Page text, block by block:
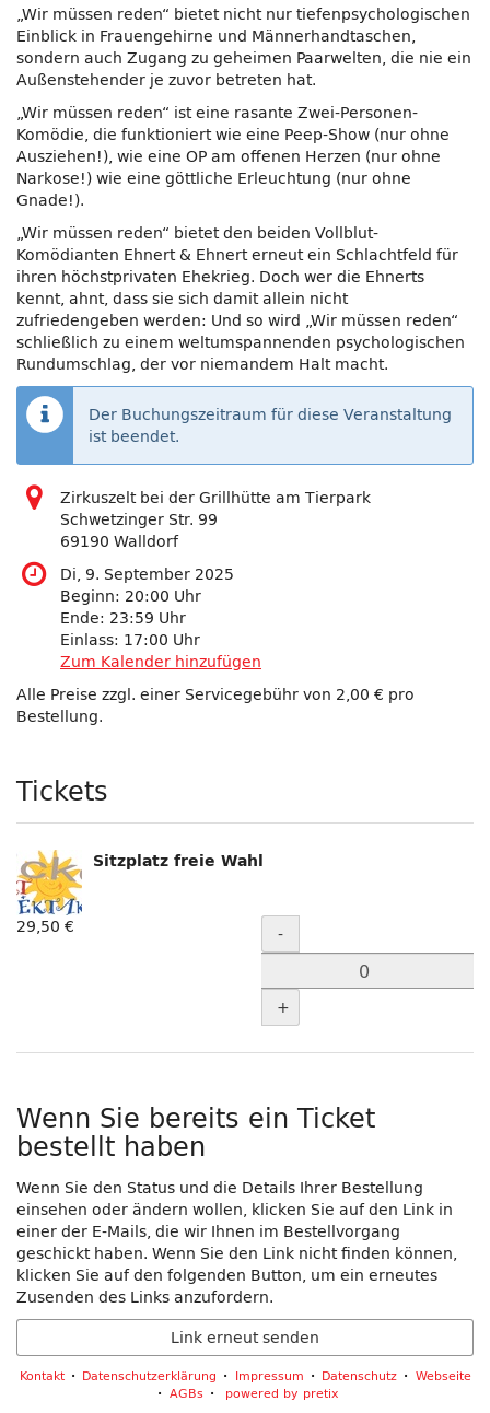
„Wir müssen reden“ bietet nicht nur tiefenpsychologischen
Einblick in Frauengehirne und Männerhandtaschen,
sondern auch Zugang zu geheimen Paarwelten, die nie ein
Außenstehender je zuvor betreten hat.
„Wir müssen reden“ ist eine rasante Zwei-Personen-
Komödie, die funktioniert wie eine Peep-Show (nur ohne
Ausziehen!), wie eine OP am offenen Herzen (nur ohne
Narkose!) wie eine göttliche Erleuchtung (nur ohne
Gnade!).
„Wir müssen reden“ bietet den beiden Vollblut-
Komödianten Ehnert & Ehnert erneut ein Schlachtfeld für
ihren höchstprivaten Ehekrieg. Doch wer die Ehnerts
kennt, ahnt, dass sie sich damit allein nicht
zufriedengeben werden: Und so wird „Wir müssen reden“
schließlich zu einem weltumspannenden psychologischen
Rundumschlag, der vor niemandem Halt macht.
Der Buchungszeitraum für diese Veranstaltung
ist beendet.
Zirkuszelt bei der Grillhütte am Tierpark
Schwetzinger Str. 99
69190 Walldorf
Di, 9. September 2025
Beginn: 20:00 Uhr
Ende: 23:59 Uhr
Einlass: 17:00 Uhr
Zum Kalender hinzufügen
Alle Preise zzgl. einer Servicegebühr von 2,00 € pro
Bestellung.
Produkte
Tickets
Sitzplatz freie Wahl
29,50 € Menge
-
+
Wenn Sie bereits ein Ticket
bestellt haben
Wenn Sie den Status und die Details Ihrer Bestellung
einsehen oder ändern wollen, klicken Sie auf den Link in
einer der E-Mails, die wir Ihnen im Bestellvorgang
geschickt haben. Wenn Sie den Link nicht finden können,
klicken Sie auf den folgenden Button, um ein erneutes
Zusenden des Links anzufordern.
Link erneut senden
Kontakt Datenschutzerklärung Impressum Datenschutz
Webseite
AGBs
powered by pretix